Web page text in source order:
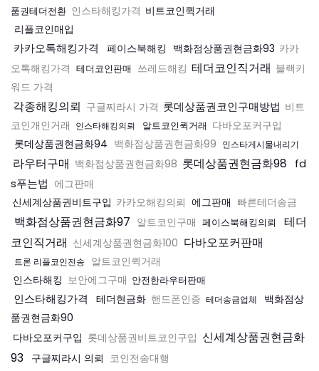
품권테더전환 인스타해킹가격 비트코인퀵거래
리플코인매입
카카오톡해킹가격 페이스북해킹 백화점상품권현금화93 카카
오톡해킹가격 테더코인판매 쓰레드해킹 테더코인직거래 블랙키
워드 가격
각종해킹의뢰 구글찌라시 가격 롯데상품권코인구매방법 비트
코인개인거래 인스타해킹의뢰 알트코인퀵거래 다바오포커구입
롯데상품권현금화94 백화점상품권현금화99 인스타게시물내리기
라우터구매 백화점상품권현금화98 롯데상품권현금화98 fd
s푸는법 에그판매
신세계상품권비트구입 카카오해킹의뢰 에그판매 빠른테더송금
백화점상품권현금화97 알트코인구매 페이스북해킹의뢰
테더
코인직거래 신세계상품권현금화100 다바오포커판매
트론 리플코인전송 알트코인퀵거래
인스타해킹 보안에그구매 안전한라우터판매
인스타해킹가격 테더현금화 핸드폰인증 테더송금업체
백화점상
품권현금화90
다바오포커구입 롯데상품권비트코인구입 신세계상품권현금화
93 구글찌라시 의뢰 코인전송대행